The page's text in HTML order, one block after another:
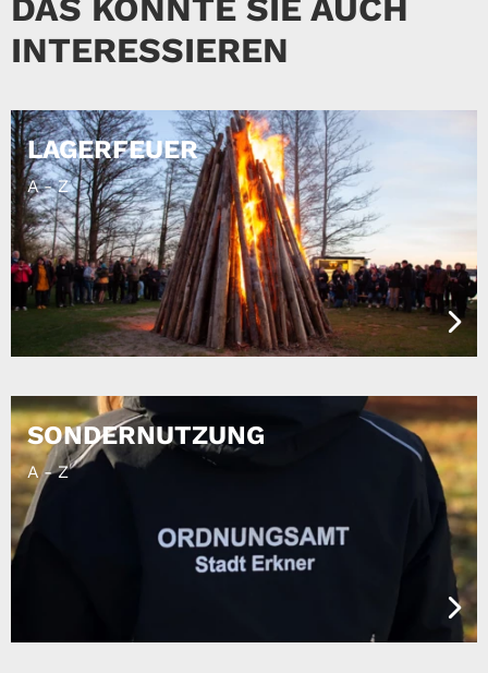
DAS KÖNNTE SIE AUCH
INTERESSIEREN
LAGERFEUER
A - Z
SONDERNUTZUNG
A - Z